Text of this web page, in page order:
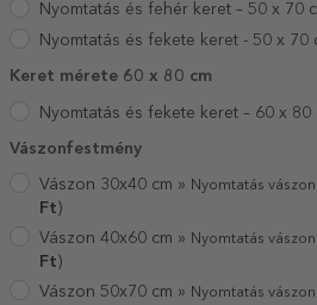
Nyomtatás és fehér keret – 50 x 70
Nyomtatás és fekete keret - 50 x 70
Keret mérete 60 x 80 cm
Nyomtatás és fekete keret – 60 x 80
Vászonfestmény
Vászon 30x40 cm » Nyomtatás
Ft)
Vászon 40x60 cm » Nyomtatás
Ft)
Vászon 50x70 cm » Nyomtatás